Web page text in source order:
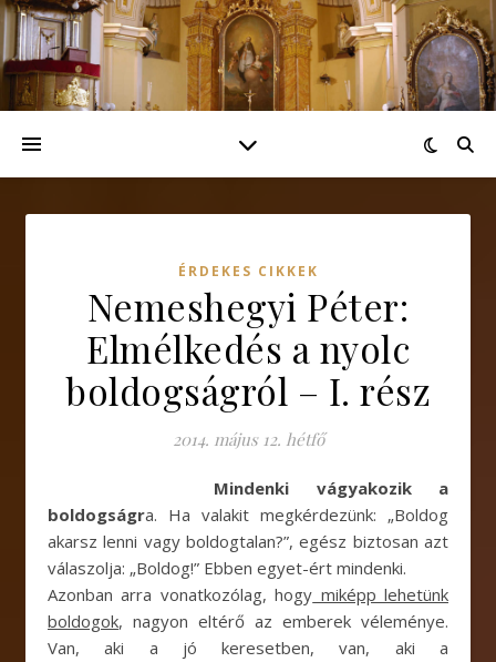
ÉRDEKES CIKKEK
Nemeshegyi Péter:
Elmélkedés a nyolc
boldogságról – I. rész
2014. május 12. hétfő
Mindenki vágyakozik a
boldogságra. Ha valakit megkérdezünk: „Boldog
akarsz lenni vagy boldogtalan?”, egész biztosan azt
válaszolja: „Boldog!” Ebben egyet-ért mindenki.
Azonban arra vonatkozólag, hogy miképp lehetünk
boldogok, nagyon eltérő az emberek véleménye.
Van, aki a jó keresetben, van, aki a